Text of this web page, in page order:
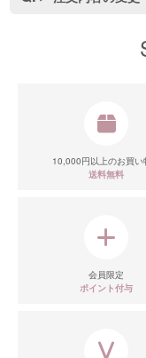
10,000円以上のお買い
送料無料
会員限定
ポイント付与